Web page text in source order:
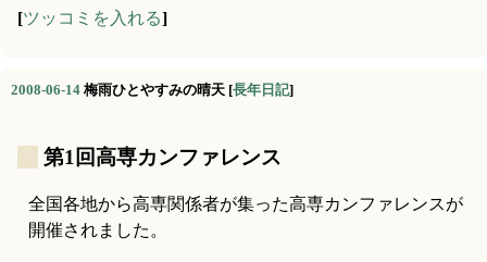
[ツッコミを入れる]
2008-06-14 梅雨ひとやすみの晴天 [長年日記]
第1回高専カンファレンス
全国各地から高専関係者が集った高専カンファレンスが
開催されました。